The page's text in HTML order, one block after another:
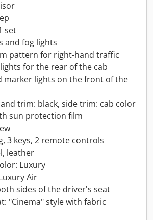
set
and fog lights
pattern for right-hand traffic
for the rear of the cab
marker lights on the front of the
trim: black, side trim: cab color
sun protection film
3 keys, 2 remote controls
leather
Luxury
Air
sides of the driver's seat
"Cinema" style with fabric